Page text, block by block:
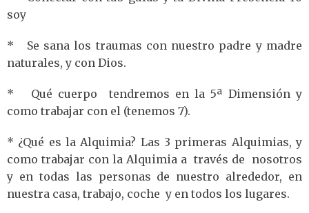
soy
* Se sana los traumas con nuestro padre y madre
naturales, y con Dios.
* Qué cuerpo tendremos en la 5ª Dimensión y
como trabajar con el (tenemos 7).
* ¿Qué es la Alquimia? Las 3 primeras Alquimias, y
como trabajar con la Alquimia a través de nosotros
y en todas las personas de nuestro alrededor, en
nuestra casa, trabajo, coche y en todos los lugares.